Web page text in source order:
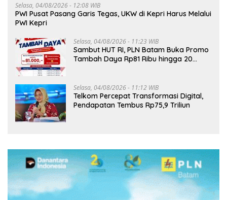
Selasa, 04/08/2026 - 12:08 WIB
PWI Pusat Pasang Garis Tegas, UKW di Kepri Harus Melalui
PWI Kepri
Selasa, 04/08/2026 - 11:23 WIB
Sambut HUT RI, PLN Batam Buka Promo
Tambah Daya Rp81 Ribu hingga 20
Selasa, 04/08/2026 - 11:12 WIB
Telkom Percepat Transformasi Digital,
Pendapatan Tembus Rp75,9 Triliun